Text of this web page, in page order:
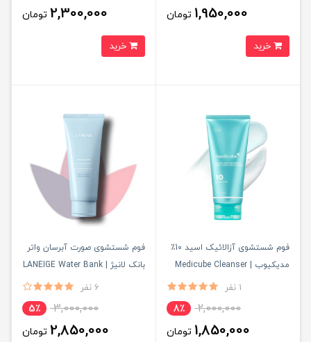
1,950,000 تومان 2,300,000 تومان
فوم شستشوی آزالائیک اسید 10٪
مدیکیوب | Medicube Cleanser
1 نفر
2,000,000 8٪
1,850,000 تومان
فوم شستشوی صورت آبرسان واتر
بانک لانیژ | LANEIGE Water Bank
6 نفر
3,000,000 5٪
2,850,000 تومان